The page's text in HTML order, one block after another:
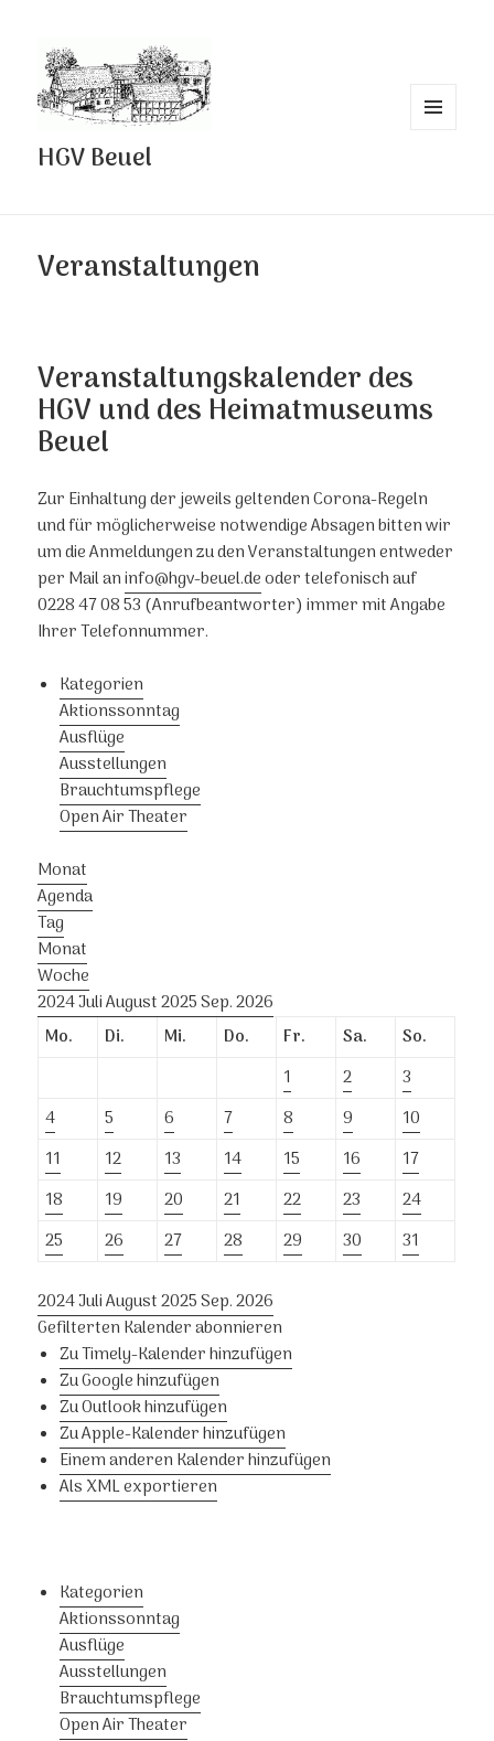
HGV Beuel
Veranstaltungen
Veranstaltungskalender des
HGV und des Heimatmuseums
Beuel
Zur Einhaltung der jeweils geltenden Corona-Regeln
und für möglicherweise notwendige Absagen bitten wir
um die Anmeldungen zu den Veranstaltungen entweder
per Mail aninfo@hgv-beuel.deoder telefonisch auf
0228 47 08 53 (Anrufbeantworter) immer mit Angabe
Ihrer Telefonnummer.
Kategorien
Aktionssonntag
Ausflüge
Ausstellungen
Brauchtumspflege
Open Air Theater
Monat
Agenda
Tag
Monat
Woche
2024JuliAugust 2025Sep.2026
Mo.
Di. Mi. Do. Fr. Sa.
So.
1
2
3
4
5 6 7 8 9
10
11
12 13 14 15 16
17
18
19 20 21 22 23
24
25
26 27 28 29 30 31
2024JuliAugust 2025Sep.2026
Gefilterten Kalender abonnieren
Zu Timely-Kalender hinzufügen
Zu Google hinzufügen
Zu Outlook hinzufügen
Zu Apple-Kalender hinzufügen
Einem anderen Kalender hinzufügen
Als XML exportieren
Kategorien
Aktionssonntag
Ausflüge
Ausstellungen
Brauchtumspflege
Open Air Theater